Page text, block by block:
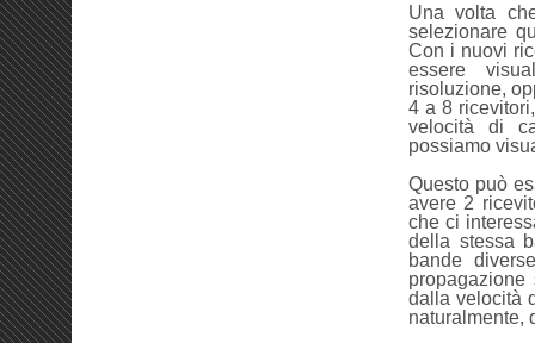
Una volta
selezionare
Con i nuovi
essere
risoluzione,
4 a 8
velocità di
possiamo
Questo può
avere 2
che ci
della stessa
bande
dalla velocità
naturalmente,